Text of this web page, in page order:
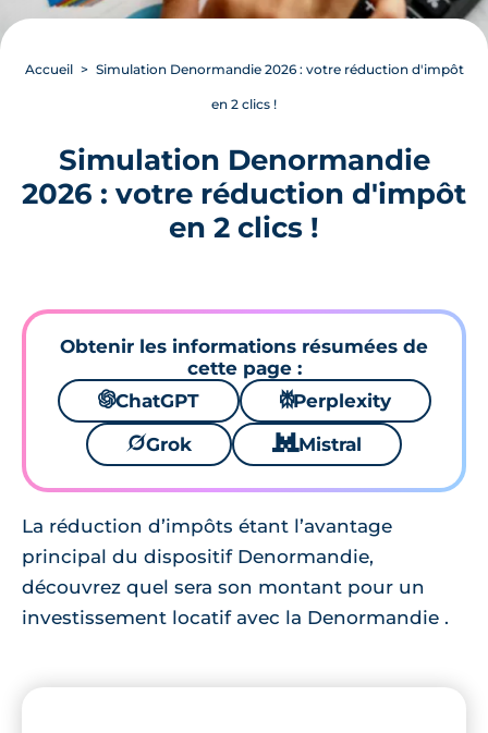
Accueil Simulation Denormandie 2026 : votre réduction d'impôt
en 2 clics !
Simulation Denormandie
2026 : votre réduction d'impôt
en 2 clics !
Obtenir les informations résumées de
cette page :
🌌ChatGPT ⚙Perplexity
🪐Grok 🐱 Mistral
La réduction d’impôts étant l’avantage
principal du dispositif Denormandie,
découvrez quel sera son montant pour un
investissement locatif avec la Denormandie .